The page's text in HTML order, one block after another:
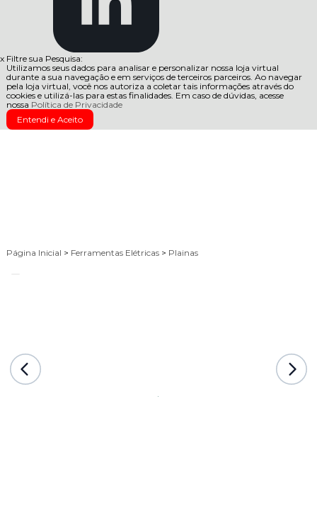
x Filtre sua Pesquisa:
Utilizamos seus dados para analisar e personalizar nossa loja virtual
durante a sua navegação e em serviços de terceiros parceiros. Ao navegar
pela loja virtual, você nos autoriza a coletar tais informações através do
cookies e utilizá-las para estas finalidades. Em caso de dúvidas, acesse
nossa Política de Privacidade
Entendi e Aceito
Página Inicial > Ferramentas Elétricas > Plainas